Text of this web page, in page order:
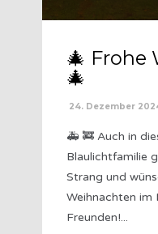
🎄 Frohe
🎄
24. Dezember
🚑 🚒 Auch in
Blaulichtfamilie
Strang und
Weihnachten im
Freunden!...